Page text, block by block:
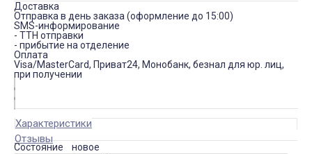
Доставка
Отправка в день заказа (оформление до 15:00)
SMS-информирование
- ТТН отправки
- прибытие на отделение
Оплата
Visa/MasterCard, Приват24, Монобанк, безнал для юр. лиц,
при получении
Характеристики
Отзывы
Состояние
новое